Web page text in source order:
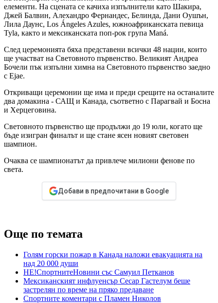
елементи. На сцената се качиха изпълнители като Шакира,
Джей Балвин, Алехандро Фернандес, Белинда, Дани Оушън,
Лила Даунс, Los Ángeles Azules, южноафриканската певица
Tyla, както и мексиканската поп-рок група Maná.
След церемонията бяха представени всички 48 нации, които
ще участват на Световното първенство. Великият Андреа
Бочели пък изпълни химна на Световното първенство заедно
с Ejae.
Откриващи церемонии ще има и преди срещите на останалите
два домакина - САЩ и Канада, съответно с Парагвай и Босна
и Херцеговина.
Световното първенство ще продължи до 19 юли, когато ще
бъде изигран финалът и ще стане ясен новият световен
шампион.
Очаква се шампионатът да привлече милиони фенове по
света.
Добави в предпочитани в Google
Още по темата
Голям горски пожар в Канада наложи евакуацията на
над 20 000 души
НЕ!СпортнитеНовини със Самуил Петканов
Мексиканският инфлуенсър Сесар Гастелум беше
застрелян по време на пряко предаване
Спортните коментари с Пламен Николов